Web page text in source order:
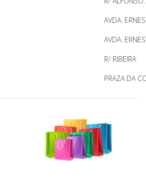
AVDA.
AVDA.
R/ RIBEIRA
PRAZA DA